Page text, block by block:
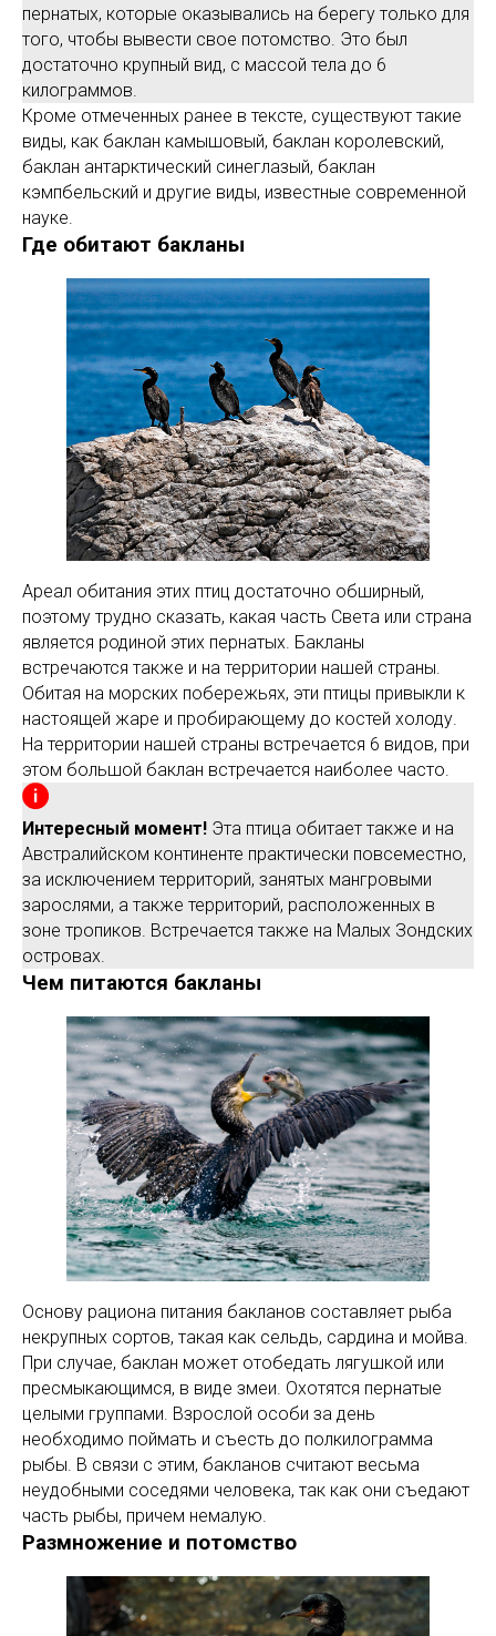
пернатых, которые оказывались на берегу только для
того, чтобы вывести свое потомство. Это был
достаточно крупный вид, с массой тела до 6
килограммов.
Кроме отмеченных ранее в тексте, существуют такие
виды, как баклан камышовый, баклан королевский,
баклан антарктический синеглазый, баклан
кэмпбельский и другие виды, известные современной
науке.
Где обитают бакланы
Ареал обитания этих птиц достаточно обширный,
поэтому трудно сказать, какая часть Света или страна
является родиной этих пернатых. Бакланы
встречаются также и на территории нашей страны.
Обитая на морских побережьях, эти птицы привыкли к
настоящей жаре и пробирающему до костей холоду.
На территории нашей страны встречается 6 видов, при
этом большой баклан встречается наиболее часто.
Интересный момент! Эта птица обитает также и на
Австралийском континенте практически повсеместно,
за исключением территорий, занятых мангровыми
зарослями, а также территорий, расположенных в
зоне тропиков. Встречается также на Малых Зондских
островах.
Чем питаются бакланы
Основу рациона питания бакланов составляет рыба
некрупных сортов, такая как сельдь, сардина и мойва.
При случае, баклан может отобедать лягушкой или
пресмыкающимся, в виде змеи. Охотятся пернатые
целыми группами. Взрослой особи за день
необходимо поймать и съесть до полкилограмма
рыбы. В связи с этим, бакланов считают весьма
неудобными соседями человека, так как они съедают
часть рыбы, причем немалую.
Размножение и потомство